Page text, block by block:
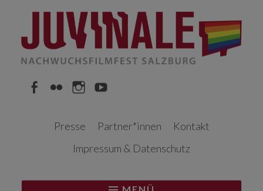
Inhalt
Presse
Partner*innen
Kontakt
Impressum & Datenschutz